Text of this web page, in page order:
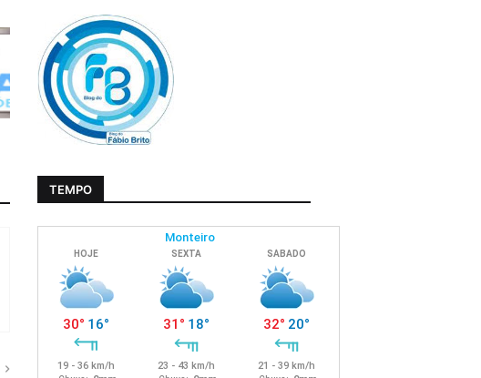
TEMPO